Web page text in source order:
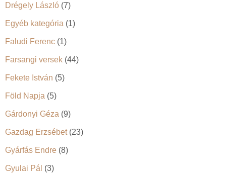
Drégely László (7)
Egyéb kategória (1)
Faludi Ferenc (1)
Farsangi versek (44)
Fekete István (5)
Föld Napja (5)
Gárdonyi Géza (9)
Gazdag Erzsébet(23)
Gyárfás Endre (8)
Gyulai Pál (3)